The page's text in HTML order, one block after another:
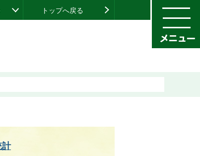
トップへ戻る
計